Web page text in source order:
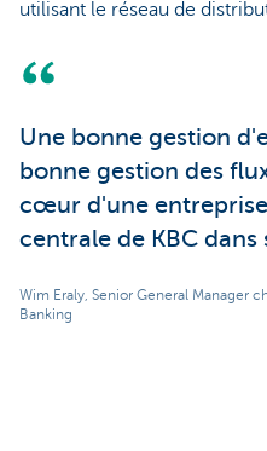
utilisant le réseau de
Une bonne gestion
bonne gestion des
cœur d'une
centrale de KBC
Wim Eraly, Senior General Manager
Banking